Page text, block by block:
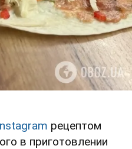
рецептом
в приготовлении